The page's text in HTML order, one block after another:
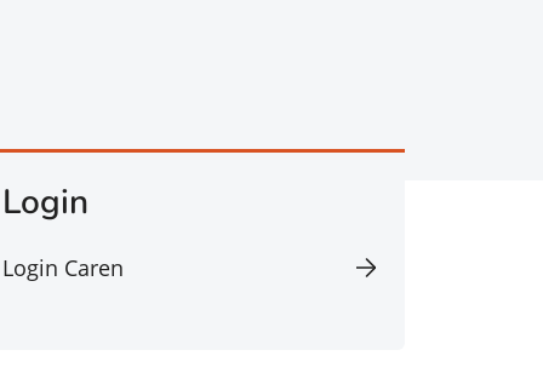
Login
Login Caren